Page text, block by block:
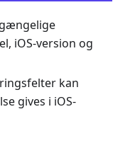
iOS-version og
kan
gives i iOS-